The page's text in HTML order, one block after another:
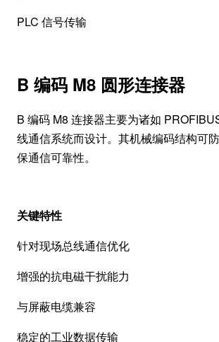
PLC 信号传输
B 编码 M8 圆形连接器
B 编码 M8 连接器主要为诸如
线通信系统而设计。其机械编码结构可
保通信可靠性。
关键特性
针对现场总线通信优化
增强的抗电磁干扰能力
与屏蔽电缆兼容
稳定的工业数据传输